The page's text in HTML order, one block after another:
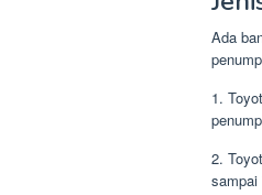
Ada
1.
2.
sampai